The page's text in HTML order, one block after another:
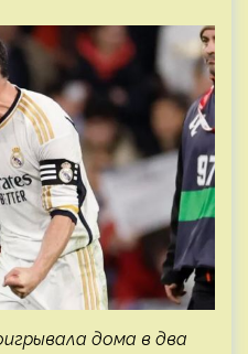
дома в два